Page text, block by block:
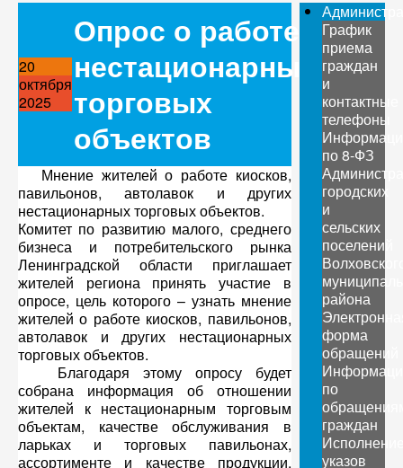
20
октября
2025
Опрос о работе
нестационарных
торговых
объектов
Мнение жителей о работе киосков,
павильонов, автолавок и других
нестационарных торговых объектов.
Комитет по развитию малого, среднего
бизнеса и потребительского рынка
Ленинградской области приглашает
жителей региона принять участие в
опросе, цель которого – узнать мнение
жителей о работе киосков, павильонов,
автолавок и других нестационарных
торговых объектов.
Благодаря этому опросу будет
собрана информация об отношении
жителей к нестационарным торговым
объектам, качестве обслуживания в
ларьках и торговых павильонах,
ассортименте и качестве продукции,
График
приема
граждан
и
контактные
телефоны
по 8-ФЗ
городских
и
сельских
поселений
района
форма
обращений
по
граждан
указов